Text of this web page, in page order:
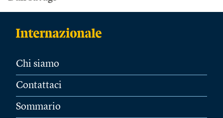
Chi siamo
Contattaci
Sommario